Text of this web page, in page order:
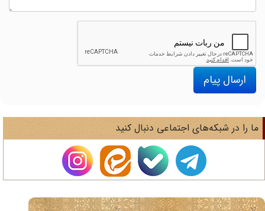
ارسال پیام
را در شبکه‌های اجتماعی دنبال کنید